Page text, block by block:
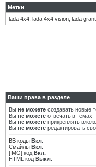
Метки
lada 4x4 lada 4x4 vision lada
Ваши права в разделе
Вы не можете создавать новые
Вы не можете отвечать в темах
Вы не можете прикреплять
Вы не можете редактировать
BB коды Вкл.
Смайлы Вкл.
[IMG] код Вкл.
HTML код Выкл.